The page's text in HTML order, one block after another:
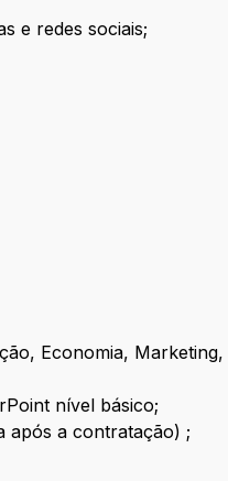
e redes sociais;
Economia, Marketing,
nível básico;
após a contratação) ;